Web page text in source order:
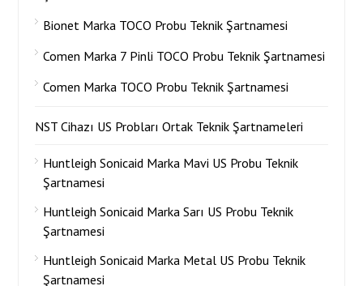
Bionet Marka TOCO Probu Teknik Şartnamesi
Comen Marka 7 Pinli TOCO Probu Teknik Şartnamesi
Comen Marka TOCO Probu Teknik Şartnamesi
NST Cihazı US Probları Ortak Teknik Şartnameleri
Huntleigh Sonicaid Marka Mavi US Probu Teknik
Şartnamesi
Huntleigh Sonicaid Marka Sarı US Probu Teknik
Şartnamesi
Huntleigh Sonicaid Marka Metal US Probu Teknik
Şartnamesi